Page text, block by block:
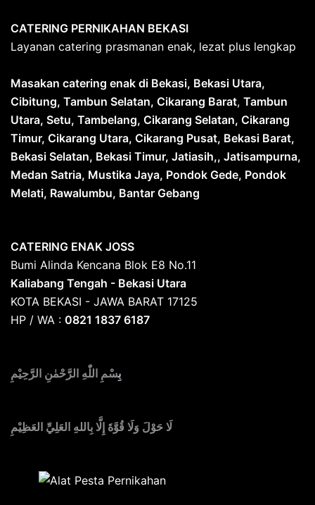
CATERING PERNIKAHAN BEKASI
Layanan catering prasmanan enak, lezat plus lengkap
Masakan catering enak di Bekasi, Bekasi Utara,
Cibitung, Tambun Selatan, Cikarang Barat, Tambun
Utara, Setu, Tambelang, Cikarang Selatan, Cikarang
Timur, Cikarang Utara, Cikarang Pusat, Bekasi Barat,
Bekasi Selatan, Bekasi Timur, Jatiasih,, Jatisampurna,
Medan Satria, Mustika Jaya, Pondok Gede, Pondok
Melati, Rawalumbu, Bantar Gebang
CATERING ENAK JOSS
Bumi Alinda Kencana Blok E8 No.11
Kaliabang Tengah - Bekasi Utara
KOTA BEKASI - JAWA BARAT 17125
HP / WA : 0821 1837 6187
بِسْمِ اللّٰهِ الرَّحْمٰنِ الرَّحِيْمِ
لَا حَوْلَ وَلَا قُوَّةَ إِلَّا بِاللهِ العَلِيِّ العَظِيْمِ